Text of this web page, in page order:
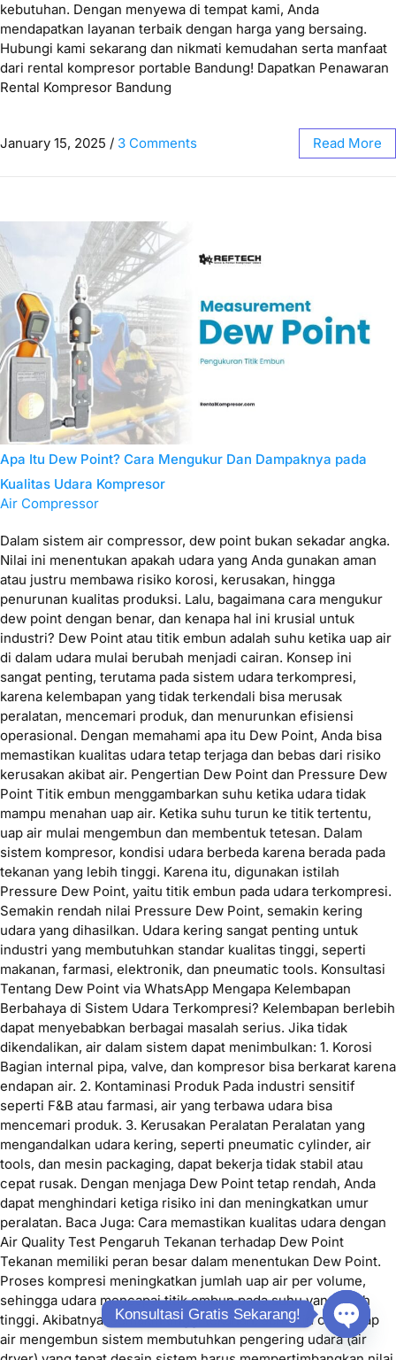
kebutuhan. Dengan menyewa di tempat kami, Anda
mendapatkan layanan terbaik dengan harga yang bersaing.
Hubungi kami sekarang dan nikmati kemudahan serta manfaat
dari rental kompresor portable Bandung! Dapatkan Penawaran
Rental Kompresor Bandung
January 15, 2025 / 3 Comments Read More
Apa Itu Dew Point? Cara Mengukur Dan Dampaknya pada
Kualitas Udara Kompresor
Air Compressor
Dalam sistem air compressor, dew point bukan sekadar angka.
Nilai ini menentukan apakah udara yang Anda gunakan aman
atau justru membawa risiko korosi, kerusakan, hingga
penurunan kualitas produksi. Lalu, bagaimana cara mengukur
dew point dengan benar, dan kenapa hal ini krusial untuk
industri? Dew Point atau titik embun adalah suhu ketika uap air
di dalam udara mulai berubah menjadi cairan. Konsep ini
sangat penting, terutama pada sistem udara terkompresi,
karena kelembapan yang tidak terkendali bisa merusak
peralatan, mencemari produk, dan menurunkan efisiensi
operasional. Dengan memahami apa itu Dew Point, Anda bisa
memastikan kualitas udara tetap terjaga dan bebas dari risiko
kerusakan akibat air. Pengertian Dew Point dan Pressure Dew
Point Titik embun menggambarkan suhu ketika udara tidak
mampu menahan uap air. Ketika suhu turun ke titik tertentu,
uap air mulai mengembun dan membentuk tetesan. Dalam
sistem kompresor, kondisi udara berbeda karena berada pada
tekanan yang lebih tinggi. Karena itu, digunakan istilah
Pressure Dew Point, yaitu titik embun pada udara terkompresi.
Semakin rendah nilai Pressure Dew Point, semakin kering
udara yang dihasilkan. Udara kering sangat penting untuk
industri yang membutuhkan standar kualitas tinggi, seperti
makanan, farmasi, elektronik, dan pneumatic tools. Konsultasi
Tentang Dew Point via WhatsApp Mengapa Kelembapan
Berbahaya di Sistem Udara Terkompresi? Kelembapan berlebih
dapat menyebabkan berbagai masalah serius. Jika tidak
dikendalikan, air dalam sistem dapat menimbulkan: 1. Korosi
Bagian internal pipa, valve, dan kompresor bisa berkarat karena
endapan air. 2. Kontaminasi Produk Pada industri sensitif
seperti F&B atau farmasi, air yang terbawa udara bisa
mencemari produk. 3. Kerusakan Peralatan Peralatan yang
mengandalkan udara kering, seperti pneumatic cylinder, air
tools, dan mesin packaging, dapat bekerja tidak stabil atau
cepat rusak. Dengan menjaga Dew Point tetap rendah, Anda
dapat menghindari ketiga risiko ini dan meningkatkan umur
peralatan. Baca Juga: Cara memastikan kualitas udara dengan
Air Quality Test Pengaruh Tekanan terhadap Dew Point
Tekanan memiliki peran besar dalam menentukan Dew Point.
Proses kompresi meningkatkan jumlah uap air per volume,
sehingga udara mencapai titik embun pada suhu yang lebih
tinggi. Akibatnya: semakin tinggi tekanan, semakin cepat uap
air mengembun sistem membutuhkan pengering udara (air
Konsultasi Gratis Sekarang!
Open